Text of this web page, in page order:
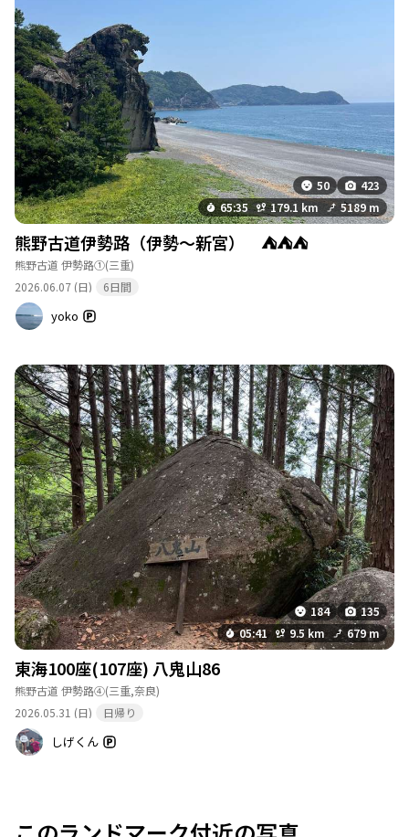
50
423
65:35
179.1 km 5189 m
熊野古道伊勢路（伊勢〜新宮） ⛺️⛺️⛺️
熊野古道 伊勢路①(三重)
2026.06.07 (日)
6日間
yoko
184
135
05:41
9.5 km 679 m
東海100座(107座) 八鬼山86
熊野古道 伊勢路④(三重,奈良)
2026.05.31 (日)
日帰り
しげくん